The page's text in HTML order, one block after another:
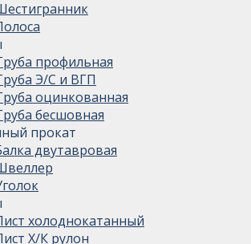
профильная
Э/С и ВГП
оцинкованная
бесшовная
прокат
двутавровая
холоднокатанный
Х/К рулон